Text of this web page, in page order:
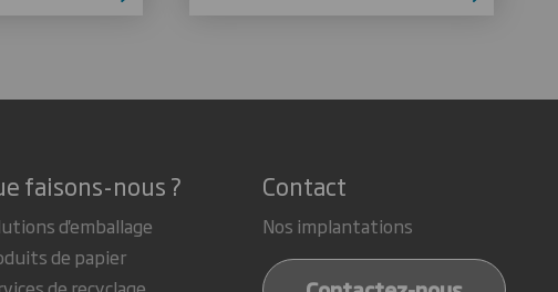
faisons-nous ?
d'emballage
de papier
Contact
Nos implantations